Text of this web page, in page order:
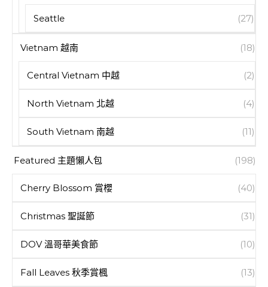
Seattle (27)
Vietnam 越南 (18)
Central Vietnam 中越 (2)
North Vietnam 北越 (4)
South Vietnam 南越 (11)
Featured 主題懶人包 (198)
Cherry Blossom 賞櫻 (40)
Christmas 聖誕節 (31)
DOV 溫哥華美食節 (10)
Fall Leaves 秋季賞楓 (13)